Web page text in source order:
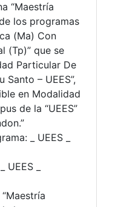
“Maestría
los programas
(Ma) Con
(Tp)” que se
Particular De
Santo – UEES”,
en Modalidad
de la “UEES”
_ UEES _
_